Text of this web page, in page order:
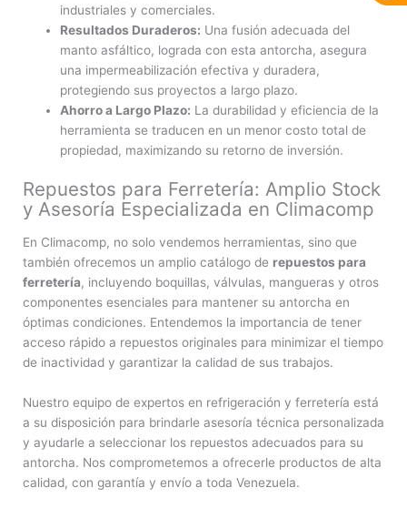
industriales y comerciales.
Resultados Duraderos: Una fusión adecuada del
manto asfáltico, lograda con esta antorcha, asegura
una impermeabilización efectiva y duradera,
protegiendo sus proyectos a largo plazo.
Ahorro a Largo Plazo: La durabilidad y eficiencia de la
herramienta se traducen en un menor costo total de
propiedad, maximizando su retorno de inversión.
Repuestos para Ferretería: Amplio Stock
y Asesoría Especializada en Climacomp
En Climacomp, no solo vendemos herramientas, sino que
también ofrecemos un amplio catálogo de repuestos para
ferretería, incluyendo boquillas, válvulas, mangueras y otros
componentes esenciales para mantener su antorcha en
óptimas condiciones. Entendemos la importancia de tener
acceso rápido a repuestos originales para minimizar el tiempo
de inactividad y garantizar la calidad de sus trabajos.
Nuestro equipo de expertos en refrigeración y ferretería está
a su disposición para brindarle asesoría técnica personalizada
y ayudarle a seleccionar los repuestos adecuados para su
antorcha. Nos comprometemos a ofrecerle productos de alta
calidad, con garantía y envío a toda Venezuela.